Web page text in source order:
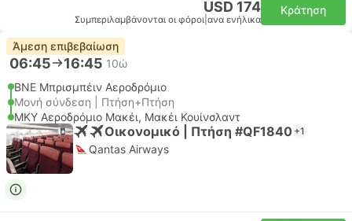
USD 174
Συμπεριλαμβάνονται οι φόροι ανα ενήλικα
Κράτηση
Άμεση επιβεβαίωση
06:45 16:45 10ώ
BNE Μπρισμπέιν Αεροδρόμιο
Μονή σύνδεση | Πτήση+Πτήση
MKY Αεροδρόμιο Μακέι, Μακέι Κουίνσλαντ
Οικονομικό | Πτήση #QF1840 +1
Qantas Airways